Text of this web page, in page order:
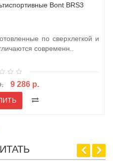
Bont BRS3
по сверхлегкой и
современн..
9 286 р.